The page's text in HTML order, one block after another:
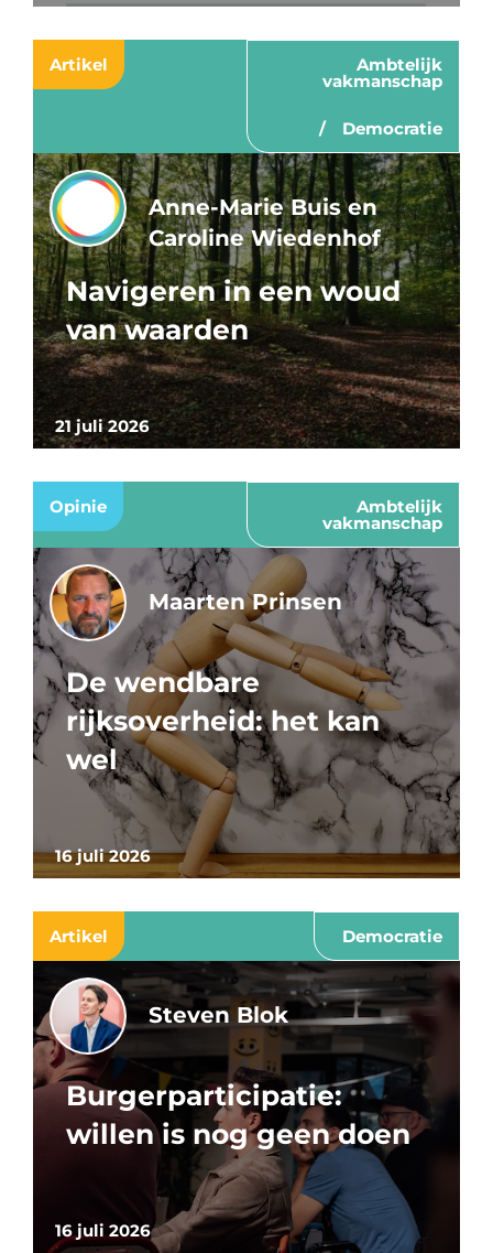
Artikel Ambtelijk
vakmanschap
Democratie
21 juli 2026
Anne-Marie Buis en
Caroline Wiedenhof
Navigeren in een woud
van waarden
Opinie Ambtelijk
vakmanschap
16 juli 2026
Maarten Prinsen
De wendbare
rijksoverheid: het kan
wel
Artikel Democratie
16 juli 2026
Steven Blok
Burgerparticipatie:
willen is nog geen doen